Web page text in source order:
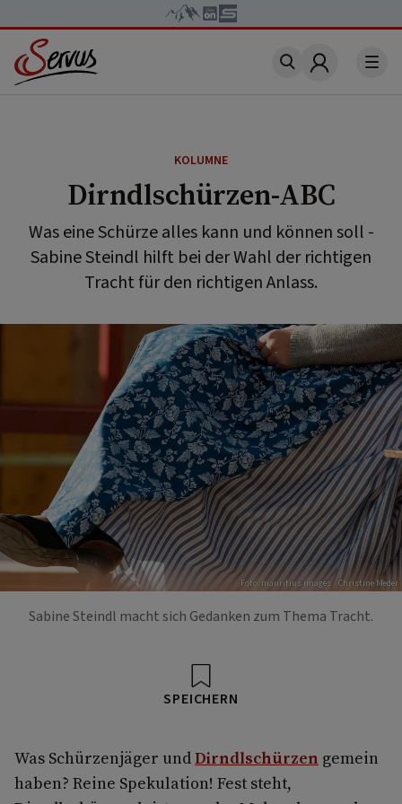
Account
KOLUMNE
Dirndlschürzen-ABC
Was eine Schürze alles kann und können soll -
Sabine Steindl hilft bei der Wahl der richtigen
Tracht für den richtigen Anlass.
Foto: mauritius images / Christine Meder
Sabine Steindl macht sich Gedanken zum Thema Tracht.
SPEICHERN
Was Schürzenjäger undDirndlschürzen gemein
haben? Reine Spekulation! Fest steht,